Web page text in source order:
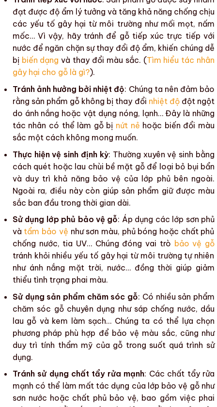
đạt được độ ẩm lý tưởng và tăng khả năng chống chịu
các yếu tố gây hại từ môi trường như mối mọt, nấm
mốc… Vì vậy, hãy tránh để gỗtiếp xúc trực tiếp với
nước để ngăn chặn sự thay đổi độ ẩm, khiến chúng dễ
bị biến dạng và thay đổi màu sắc. (Tìm hiểu tác nhân
gây hại cho gỗ là gì?).
Tránh ảnh hưởng bởi nhiệt độ: Chúng ta nên đảm bảo
rằng sản phẩm gỗ không bị thay đổi nhiệt độđột ngột
do ánh nắng hoặc vật dụng nóng, lạnh… Đây là những
tác nhân có thể làm gỗbị nứt nẻ hoặc biến đổi màu
sắc một cách không mong muốn.
Thực hiện vệ sinh định kỳ: Thường xuyên vệ sinh bằng
cách quét hoặc lau chùi bề mặt gỗđể loại bỏ bụi bẩn
và duy trì khả năng bảo vệ của lớp phủ bên ngoài.
Ngoài ra, điều này còn giúp sản phẩm giữ được màu
sắc ban đầu trong thời gian dài.
Sử dụng lớp phủ bảo vệ gỗ: Áp dụng các lớp sơn phủ
và tẩm bảo vệ như sơn màu, phủ bóng hoặc chất phủ
chống nước, tia UV… Chúng đóng vai trò bảo vệ gỗ
tránh khỏi nhiều yếu tố gây hại từ môi trường tự nhiên
như ánh nắng mặt trời, nước… đồng thời giúp giảm
thiểu tình trạng phai màu.
Sử dụng sản phẩm chăm sóc gỗ: Có nhiều sản phẩm
chăm sóc gỗchuyên dụng như sáp chống nước, dầu
lau gỗ và kem làm sạch… Chúng ta có thể lựa chọn
phương pháp phù hợp để bảo vệ màu sắc, cũng như
duy trì tính thẩm mỹ của gỗ trong suốt quá trình sử
dụng.
Tránh sử dụng chất tẩy rửa mạnh: Các chất tẩy rửa
mạnh có thể làm mất tác dụng của lớp bảo vệ gỗnhư
sơn nước hoặc chất phủ bảo vệ, bao gồm việc phai